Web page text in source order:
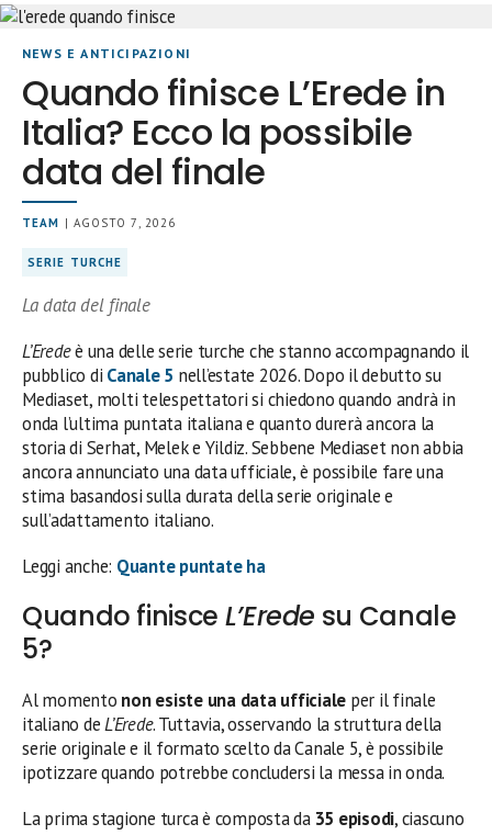
NEWS E ANTICIPAZIONI
Quando finisce L’Erede in
Italia? Ecco la possibile
data del finale
TEAM | AGOSTO 7, 2026
SERIE TURCHE
La data del finale
L’Eredeè una delle serie turche che stanno accompagnando il
pubblico di Canale 5 nell’estate 2026. Dopo il debutto su
Mediaset, molti telespettatori si chiedono quando andrà in
onda l’ultima puntata italiana e quanto durerà ancora la
storia di Serhat, Melek e Yildiz. Sebbene Mediaset non abbia
ancora annunciato una data ufficiale, è possibile fare una
stima basandosi sulla durata della serie originale e
sull’adattamento italiano.
Leggi anche: Quante puntate ha
Quando finisce L’Erede su Canale
5?
Al momento non esiste una data ufficiale per il finale
italiano deL’Erede. Tuttavia, osservando la struttura della
serie originale e il formato scelto da Canale 5, è possibile
ipotizzare quando potrebbe concludersi la messa in onda.
La prima stagione turca è composta da 35 episodi, ciascuno